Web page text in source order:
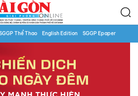
Thể Thao English Edition SGGP Epaper